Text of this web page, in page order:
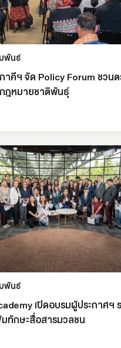
มพันธ์
ภาคีฯ จัด Policy Forum ชวนต
ฎหมายชาติพันธุ์
มพันธ์
เปิดอบรมผู้ประกาศฯ
มทักษะสื่อสารมวลชน